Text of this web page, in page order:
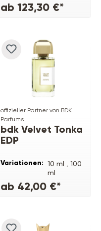
ab 123,30 €*
offizieller Partner von BDK
Parfums
bdk Velvet Tonka
EDP
Variationen: 10 ml , 100
ml
ab 42,00 €*